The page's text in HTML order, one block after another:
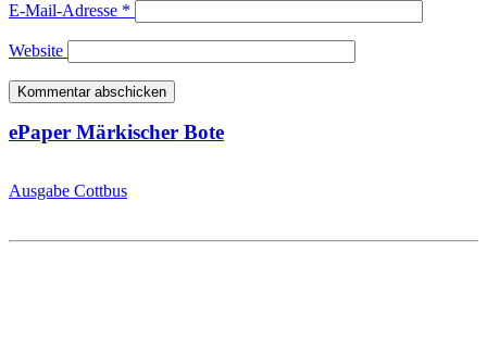
E-Mail-Adresse *
Website
ePaper Märkischer Bote
Ausgabe Cottbus